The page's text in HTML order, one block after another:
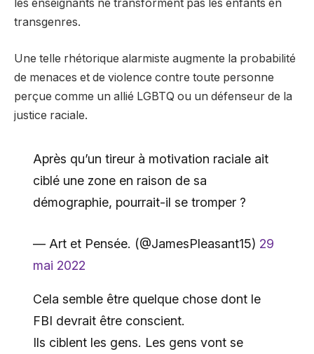
les enseignants ne transforment pas les enfants en
transgenres.
Une telle rhétorique alarmiste augmente la probabilité
de menaces et de violence contre toute personne
perçue comme un allié LGBTQ ou un défenseur de la
justice raciale.
Après qu’un tireur à motivation raciale ait
ciblé une zone en raison de sa
démographie, pourrait-il se tromper ?
— Art et Pensée. (@JamesPleasant15) 29
mai 2022
Cela semble être quelque chose dont le
FBI devrait être conscient.
Ils ciblent les gens. Les gens vont se